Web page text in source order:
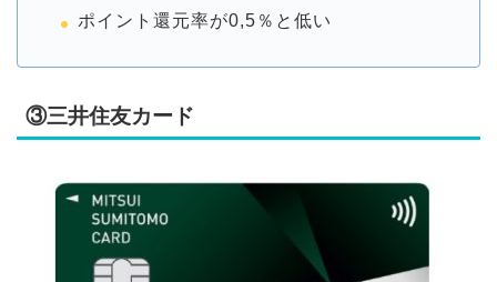
ポイント還元率が0,5％と低い
③三井住友カード